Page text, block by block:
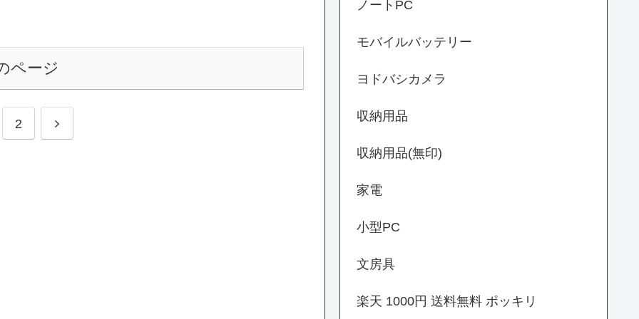
ページ
2
ノートPC
モバイルバッテリー
ヨドバシカメラ
収納用品
収納用品(無印)
家電
小型PC
文房具
楽天 1000円 送料無料 ポッキリ